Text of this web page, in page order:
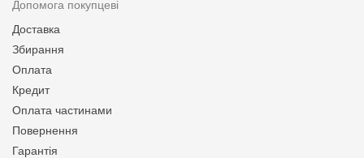
Допомога покупцеві
Доставка
Збирання
Оплата
Кредит
Оплата частинами
Повернення
Гарантія